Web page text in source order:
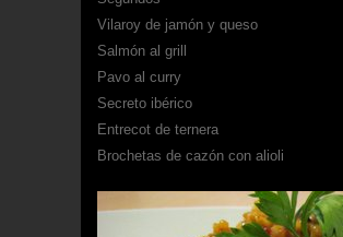
Vilaroy de jamón y queso
Salmón al grill
Pavo al curry
Secreto ibérico
Entrecot de ternera
Brochetas de cazón con alioli